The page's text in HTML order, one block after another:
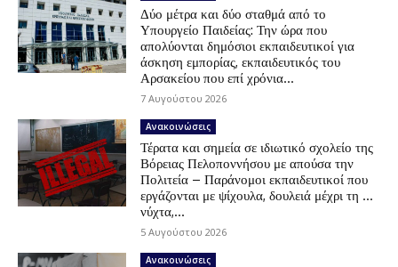
Δύο μέτρα και δύο σταθμά από το
Υπουργείο Παιδείας: Την ώρα που
απολύονται δημόσιοι εκπαιδευτικοί για
άσκηση εμπορίας, εκπαιδευτικός του
Αρσακείου που επί χρόνια...
7 Αυγούστου 2026
Ανακοινώσεις
Τέρατα και σημεία σε ιδιωτικό σχολείο της
Βόρειας Πελοποννήσου με απούσα την
Πολιτεία – Παράνομοι εκπαιδευτικοί που
εργάζονται με ψίχουλα, δουλειά μέχρι τη …
νύχτα,...
5 Αυγούστου 2026
Ανακοινώσεις